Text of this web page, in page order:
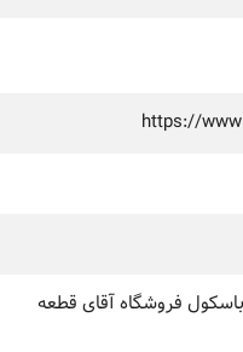
https://
فروشگاه آقای قطعه